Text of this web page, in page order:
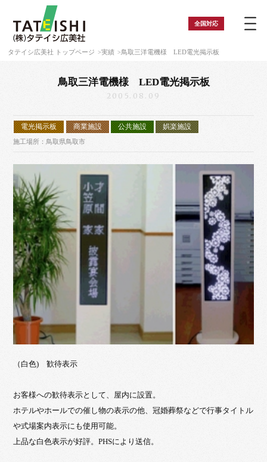
全国対応
タテイシ広美社 トップページ 実績 鳥取三洋電機様 LED電光掲示板
鳥取三洋電機様 LED電光掲示板
2005.08.09
電光掲示板 商業施設 公共施設 娯楽施設
施工場所：鳥取県鳥取市
（白色) 歓待表示
お客様への歓待表示として、屋内に設置。
ホテルやホールでの催し物の表示の他、冠婚葬祭などで行事タイトル
や式場案内表示にも使用可能。
上品な白色表示が好評。PHSにより送信。